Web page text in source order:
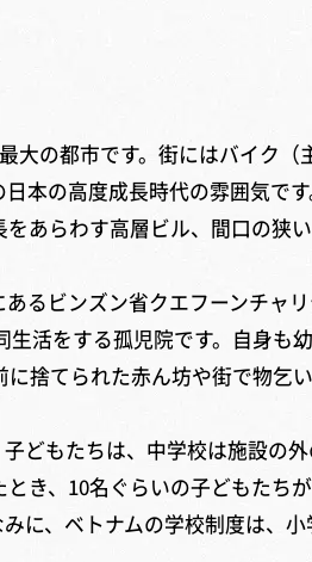
の都市です。街にはバイク
本の高度成長時代の雰囲気で
あらわす高層ビル、間口の狭
ビンズン省クエフーンチャリ
活をする孤児院です。自身も
捨てられた赤ん坊や街で物乞
どもたちは、中学校は施設の
き、10名ぐらいの子どもたち
、ベトナムの学校制度は、小